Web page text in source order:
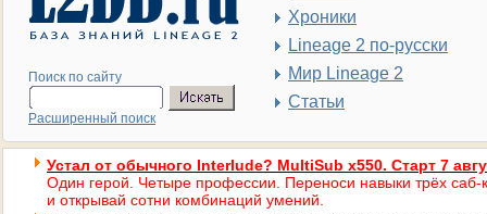
Поиск по сайту
Расширенный поиск
Хроники
Lineage 2 по-русски
Мир Lineage 2
Статьи
Устал от обычного Interlude? MultiSub x550. Старт 7
Один герой. Четыре профессии. Переноси навыки трёх саб-
и открывай сотни комбинаций умений.